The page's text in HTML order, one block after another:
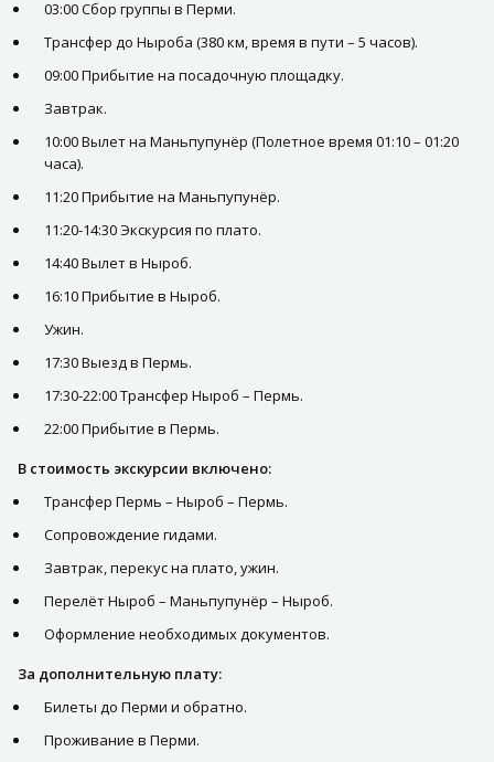
03:00 Сбор группы в Перми.
Трансфер до Ныроба (380 км, время в пути – 5 часов).
09:00 Прибытие на посадочную площадку.
Завтрак.
10:00 Вылет на Маньпупунёр (Полетное время 01:10 – 01:20
часа).
11:20 Прибытие на Маньпупунёр.
11:20-14:30 Экскурсия по плато.
14:40 Вылет в Ныроб.
16:10 Прибытие в Ныроб.
Ужин.
17:30 Выезд в Пермь.
17:30-22:00 Трансфер Ныроб – Пермь.
22:00 Прибытие в Пермь.
В стоимость экскурсии включено:
Транcфер Пермь – Ныроб – Пермь.
Сопровождение гидами.
Завтрак, перекус на плато, ужин.
Перелёт Ныроб – Маньпупунёр – Ныроб.
Оформление необходимых документов.
За дополнительную плату:
Билеты до Перми и обратно.
Проживание в Перми.